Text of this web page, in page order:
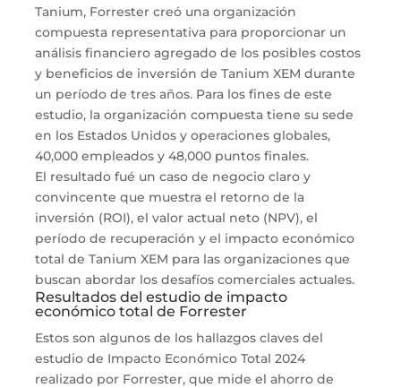
Tanium, Forrester creó una organización
compuesta representativa para proporcionar un
análisis financiero agregado de los posibles costos
y beneficios de inversión de Tanium XEM durante
un período de tres años. Para los fines de este
estudio, la organización compuesta tiene su sede
en los Estados Unidos y operaciones globales,
40,000 empleados y 48,000 puntos finales.
El resultado fué un caso de negocio claro y
convincente que muestra el retorno de la
inversión (ROI), el valor actual neto (NPV), el
período de recuperación y el impacto económico
total de Tanium XEM para las organizaciones que
buscan abordar los desafíos comerciales actuales.
Resultados del estudio de impacto
económico total de Forrester
Estos son algunos de los hallazgos claves del
estudio de Impacto Económico Total 2024
realizado por Forrester, que mide el ahorro de